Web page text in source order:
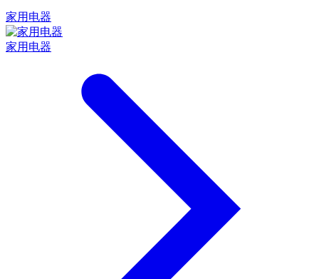
家用电器
家用电器